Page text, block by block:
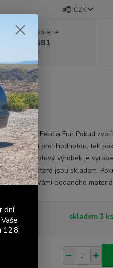
CZK
si rady? Zavolejte.
603 411 581
9:00 - 17:00
řadicí páky Felicia Fun Pokud
materiálu protihodnotou, tak
Váš hotový výrobek je
materiálu, které jsou skladem.
přímo z Vámi dodaného
skladem 3 ks
dní